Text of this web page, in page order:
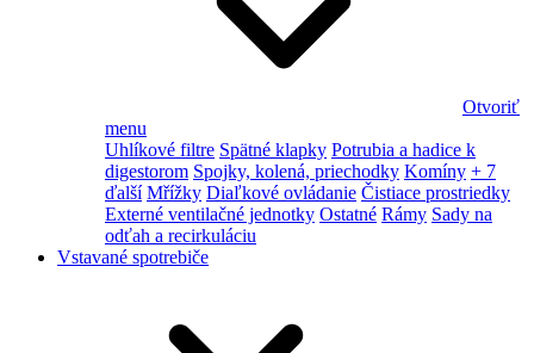
Otvoriť
menu
Uhlíkové filtre Spätné klapky Potrubia a hadice k
digestorom Spojky, kolená, priechodky Komíny + 7
ďalší Mřížky Diaľkové ovládanie Čistiace prostriedky
Externé ventilačné jednotky Ostatné Rámy Sady na
odťah a recirkuláciu
Vstavané spotrebiče